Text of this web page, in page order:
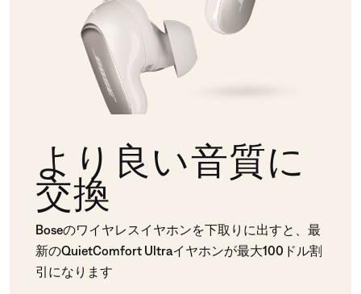
より良い音質に
交換
Boseのワイヤレスイヤホンを下取りに出すと、最
新のQuietComfort Ultraイヤホンが最大100ドル割
引になります